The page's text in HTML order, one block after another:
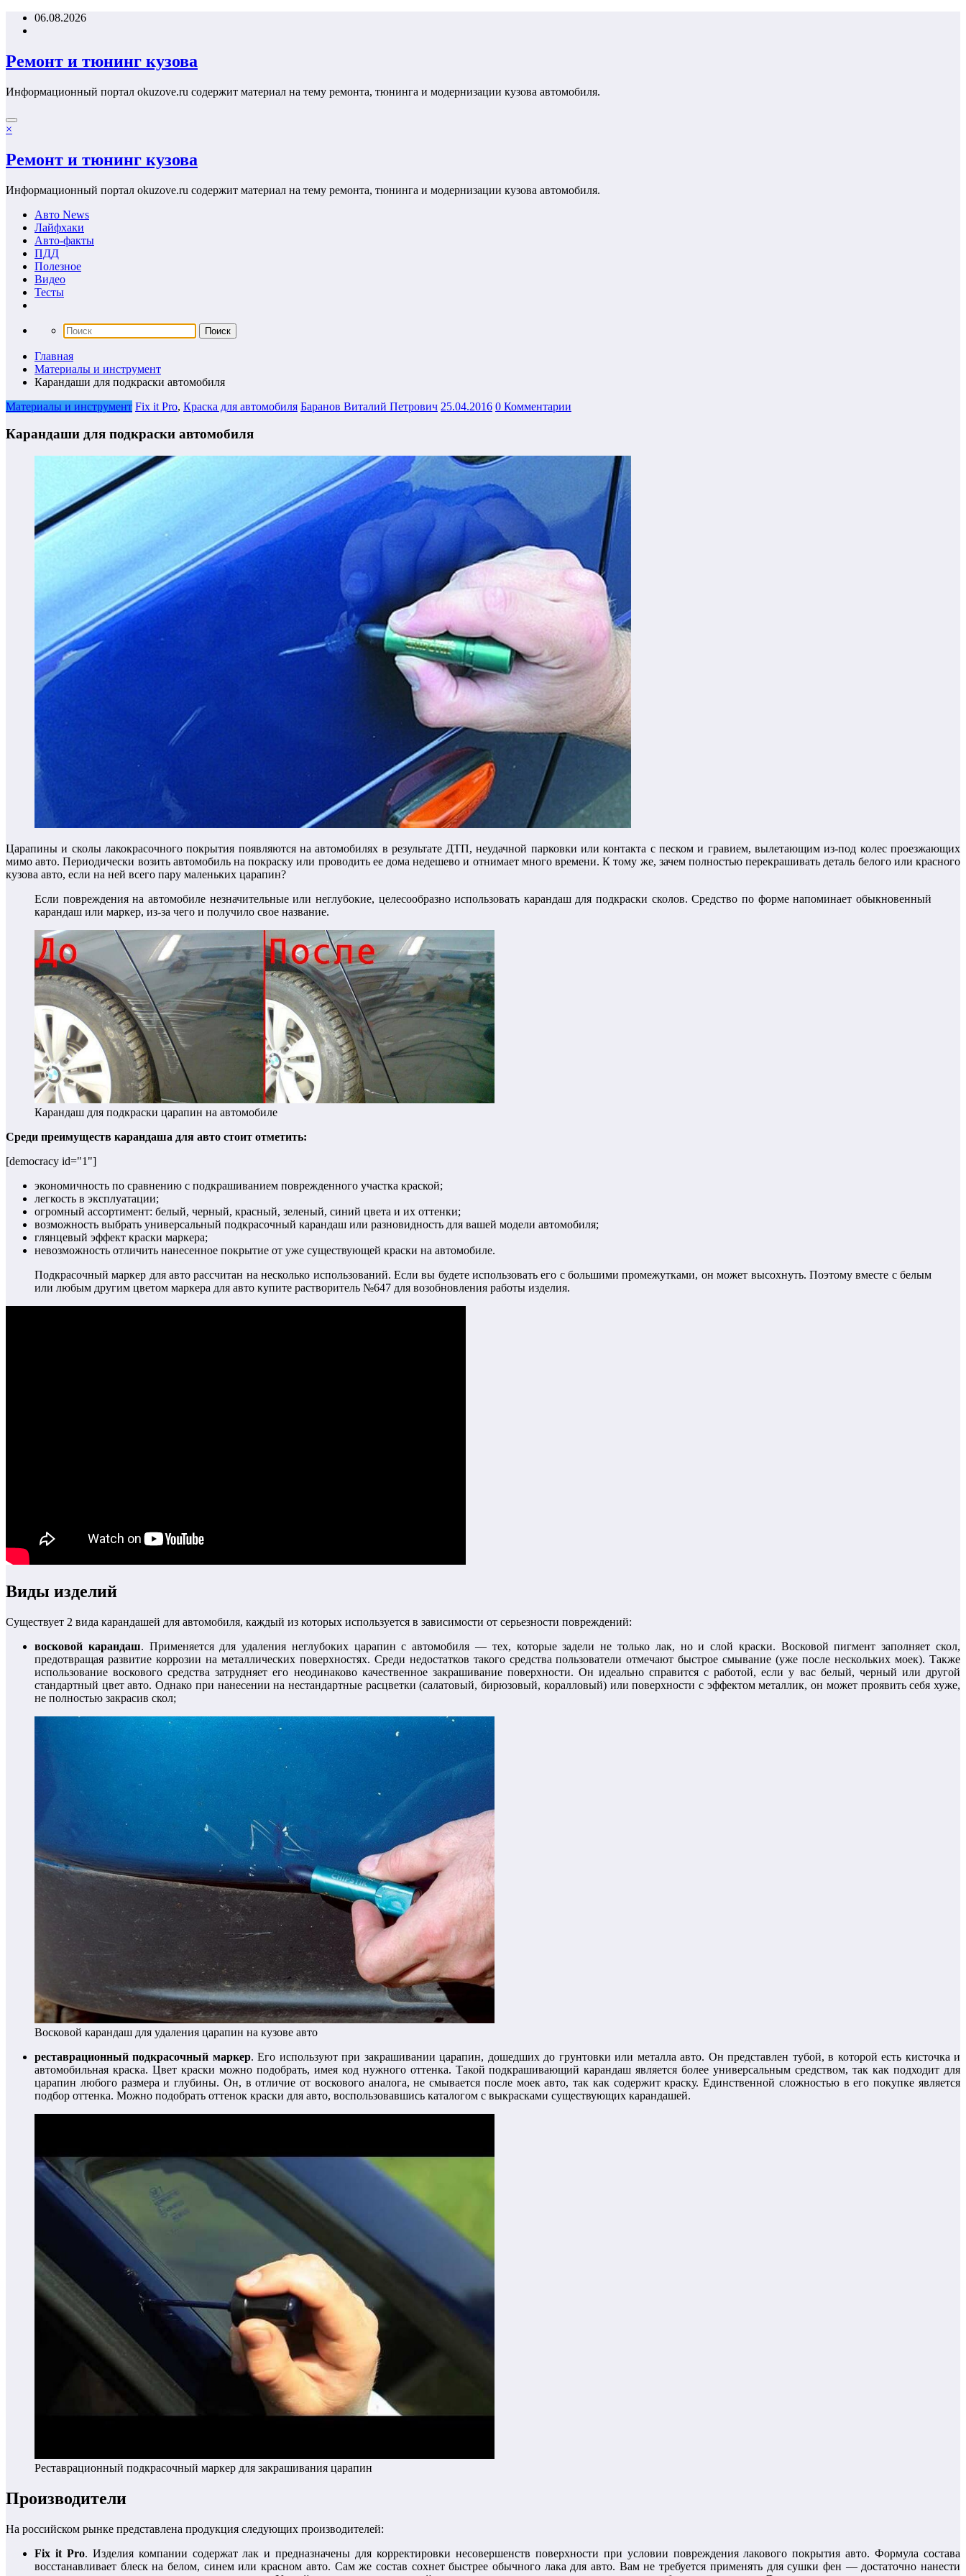
Перейти06.08.2026
Ремонт и тюнинг кузова
Информационный портал okuzove.ru содержит материал на тему ремонта, тюнинга и модернизации кузова автомобиля.
×
Ремонт и тюнинг кузова
Информационный портал okuzove.ru содержит материал на тему ремонта, тюнинга и модернизации кузова автомобиля.
Авто News
Лайфхаки
Авто-факты
ПДД
Полезное
Видео
Тесты
Главная
Материалы и инструмент
Карандаши для подкраски автомобиля
Материалы и инструмент Fix it Pro, Краска для автомобиля Баранов Виталий Петрович 25.04.2016 0 Комментарии
Карандаши для подкраски автомобиля
Царапины и сколы лакокрасочного покрытия появляются на автомобилях в результате ДТП, неудачной парковки или контакта с песком и гравием, вылетающим из-под колес проезжающих
мимо авто. Периодически возить автомобиль на покраску или проводить ее дома недешево и отнимает много времени. К тому же, зачем полностью перекрашивать деталь белого или красного
кузова авто, если на ней всего пару маленьких царапин?
Если повреждения на автомобиле незначительные или неглубокие, целесообразно использовать карандаш для подкраски сколов. Средство по форме напоминает обыкновенный
карандаш или маркер, из-за чего и получило свое название.
Карандаш для подкраски царапин на автомобиле
Среди преимуществ карандаша для авто стоит отметить:
[democracy id="1"]
экономичность по сравнению с подкрашиванием поврежденного участка краской;
легкость в эксплуатации;
огромный ассортимент: белый, черный, красный, зеленый, синий цвета и их оттенки;
возможность выбрать универсальный подкрасочный карандаш или разновидность для вашей модели автомобиля;
глянцевый эффект краски маркера;
невозможность отличить нанесенное покрытие от уже существующей краски на автомобиле.
Подкрасочный маркер для авто рассчитан на несколько использований. Если вы будете использовать его с большими промежутками, он может высохнуть. Поэтому вместе с белым
или любым другим цветом маркера для авто купите растворитель №647 для возобновления работы изделия.
Виды изделий
Существует 2 вида карандашей для автомобиля, каждый из которых используется в зависимости от серьезности повреждений:
восковой карандаш. Применяется для удаления неглубоких царапин с автомобиля — тех, которые задели не только лак, но и слой краски. Восковой пигмент заполняет скол,
предотвращая развитие коррозии на металлических поверхностях. Среди недостатков такого средства пользователи отмечают быстрое смывание (уже после нескольких моек). Также
использование воскового средства затрудняет его неодинаково качественное закрашивание поверхности. Он идеально справится с работой, если у вас белый, черный или другой
стандартный цвет авто. Однако при нанесении на нестандартные расцветки (салатовый, бирюзовый, коралловый) или поверхности с эффектом металлик, он может проявить себя хуже,
не полностью закрасив скол;
Восковой карандаш для удаления царапин на кузове авто
реставрационный подкрасочный маркер. Его используют при закрашивании царапин, дошедших до грунтовки или металла авто. Он представлен тубой, в которой есть кисточка и
автомобильная краска. Цвет краски можно подобрать, имея код нужного оттенка. Такой подкрашивающий карандаш является более универсальным средством, так как подходит для
царапин любого размера и глубины. Он, в отличие от воскового аналога, не смывается после моек авто, так как содержит краску. Единственной сложностью в его покупке является
подбор оттенка. Можно подобрать оттенок краски для авто, воспользовавшись каталогом с выкрасками существующих карандашей.
Реставрационный подкрасочный маркер для закрашивания царапин
Производители
На российском рынке представлена продукция следующих производителей:
Fix it Pro. Изделия компании содержат лак и предназначены для корректировки несовершенств поверхности при условии повреждения лакового покрытия авто. Формула состава
восстанавливает блеск на белом, синем или красном авто. Сам же состав сохнет быстрее обычного лака для авто. Вам не требуется применять для сушки фен — достаточно нанести